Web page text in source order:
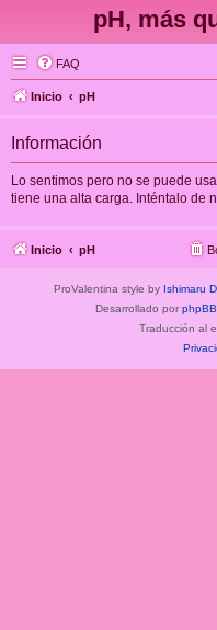
pH, más
FAQ
Inicio pH
Información
Lo sentimos pero no se puede
tiene una alta carga. Inténtalo de
Inicio pH
ProValentina style by Ishimaru
Desarrollado por phpBB
Traducción al